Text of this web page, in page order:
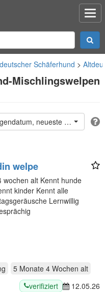
Schäferhund
Mischlingswelpen
neueste oben
welpe
wochen alt Kennt hunde
kinder Kennt alle
Lernwillig
5 Monate 4 Wochen alt
verifiziert 12.05.26